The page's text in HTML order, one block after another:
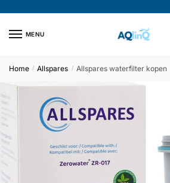
navigatie
inhoudMENU
Home / Allspares / Allspares waterfilter kopen
E-mail
Verzend